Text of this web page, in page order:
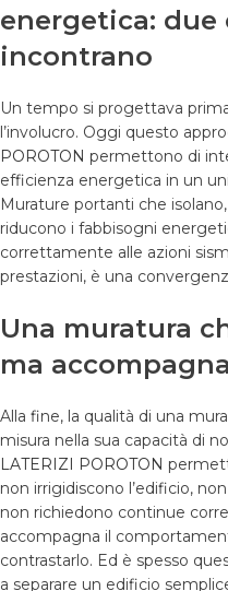
energetica:
incontrano
Un tempo si progettava
l’involucro. Oggi questo
POROTON permettono di
efficienza energetica in un
Murature portanti che
riducono i fabbisogni
correttamente alle azioni
prestazioni, è una
Una muratura
ma accompagna
Alla fine, la qualità di una
misura nella sua capacità di
LATERIZI POROTON
non irrigidiscono l’edificio,
non richiedono continue
accompagna il
contrastarlo. Ed è spesso
a separare un edificio